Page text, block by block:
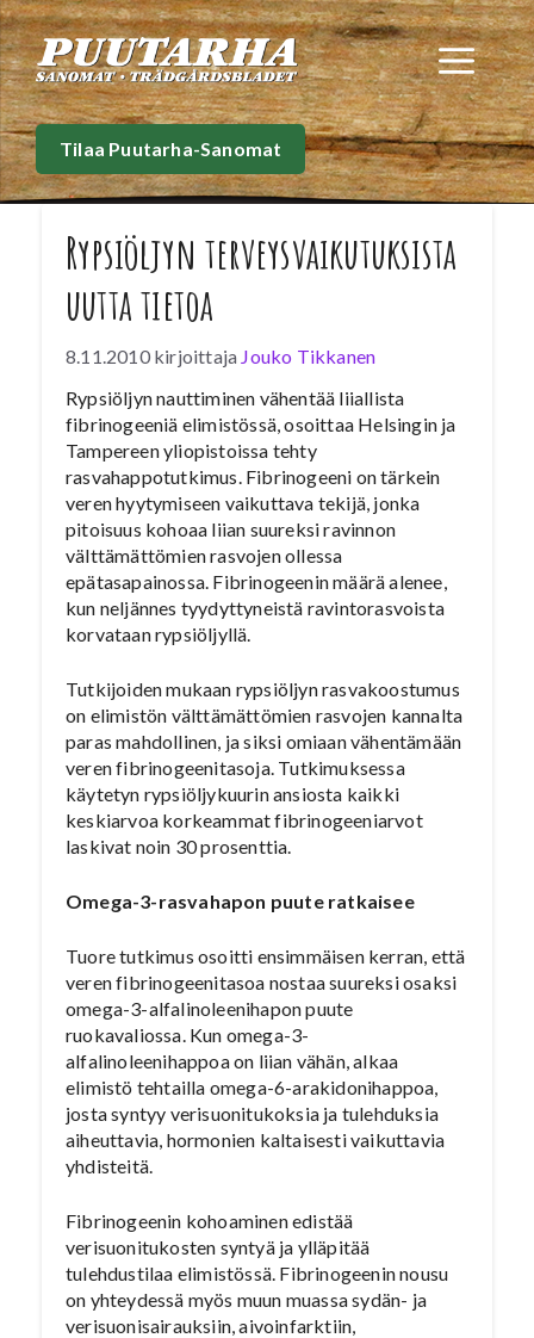
Siirry
sisältöön
Tilaa Puutarha-Sanomat
Rypsiöljyn terveysvaikutuksista
uutta tietoa
8.11.2010 kirjoittaja Jouko Tikkanen
Rypsiöljyn nauttiminen vähentää liiallista
fibrinogeeniä elimistössä, osoittaa Helsingin ja
Tampereen yliopistoissa tehty
rasvahappotutkimus. Fibrinogeeni on tärkein
veren hyytymiseen vaikuttava tekijä, jonka
pitoisuus kohoaa liian suureksi ravinnon
välttämättömien rasvojen ollessa
epätasapainossa. Fibrinogeenin määrä alenee,
kun neljännes tyydyttyneistä ravintorasvoista
korvataan rypsiöljyllä.
Tutkijoiden mukaan rypsiöljyn rasvakoostumus
on elimistön välttämättömien rasvojen kannalta
paras mahdollinen, ja siksi omiaan vähentämään
veren fibrinogeenitasoja. Tutkimuksessa
käytetyn rypsiöljykuurin ansiosta kaikki
keskiarvoa korkeammat fibrinogeeniarvot
laskivat noin 30 prosenttia.
Omega-3-rasvahapon puute ratkaisee
Tuore tutkimus osoitti ensimmäisen kerran, että
veren fibrinogeenitasoa nostaa suureksi osaksi
omega-3-alfalinoleenihapon puute
ruokavaliossa. Kun omega-3-
alfalinoleenihappoa on liian vähän, alkaa
elimistö tehtailla omega-6-arakidonihappoa,
josta syntyy verisuonitukoksia ja tulehduksia
aiheuttavia, hormonien kaltaisesti vaikuttavia
yhdisteitä.
Fibrinogeenin kohoaminen edistää
verisuonitukosten syntyä ja ylläpitää
tulehdustilaa elimistössä. Fibrinogeenin nousu
on yhteydessä myös muun muassa sydän- ja
verisuonisairauksiin, aivoinfarktiin,